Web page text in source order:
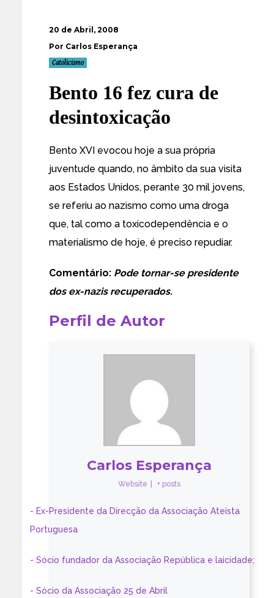
20 de Abril, 2008
Por Carlos Esperança
Catolicismo
Bento 16 fez cura de
desintoxicação
Bento XVI evocou hoje a sua própria
juventude quando, no âmbito da sua visita
aos Estados Unidos, perante 30 mil jovens,
se referiu ao nazismo como uma droga
que, tal como a toxicodependência e o
materialismo de hoje, é preciso repudiar.
Comentário: Pode tornar-se presidente
dos ex-nazis recuperados.
Perfil de Autor
Carlos Esperança
Website + posts
- Ex-Presidente da Direcção da Associação Ateísta
Portuguesa
- Sócio fundador da Associação República e laicidade;
- Sócio da Associação 25 de Abril